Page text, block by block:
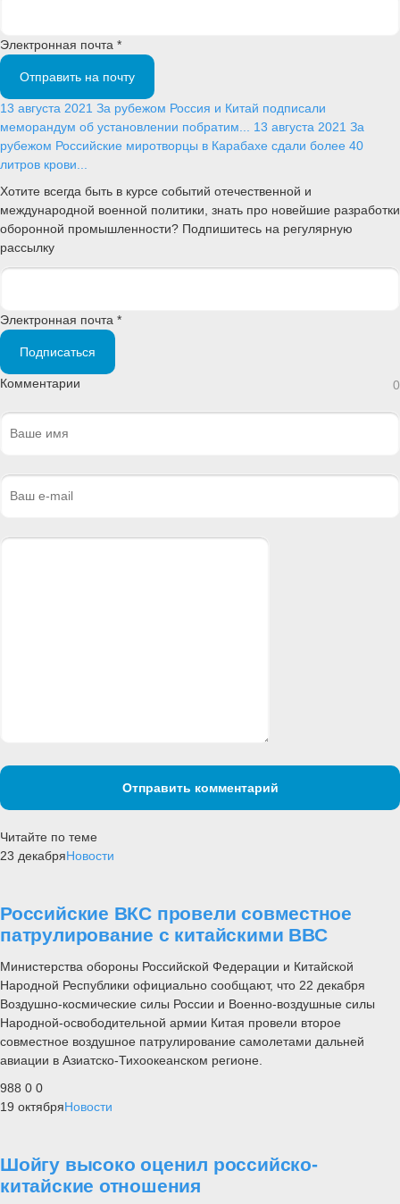
Электронная почта *
Отправить на почту
13 августа 2021 За рубежом Россия и Китай подписали
меморандум об установлении побратим... 13 августа 2021 За
рубежом Российские миротворцы в Карабахе сдали более 40
литров крови...
Хотите всегда быть в курсе событий отечественной и
международной военной политики, знать про новейшие разработки
оборонной промышленности? Подпишитесь на регулярную
рассылку
Электронная почта *
Подписаться
Комментарии 0
Отправить комментарий
Читайте по теме
23 декабряНовости
Российские ВКС провели совместное
патрулирование с китайскими ВВС
Министерства обороны Российской Федерации и Китайской
Народной Республики официально сообщают, что 22 декабря
Воздушно-космические силы России и Военно-воздушные силы
Народной-освободительной армии Китая провели второе
совместное воздушное патрулирование самолетами дальней
авиации в Азиатско-Тихоокеанском регионе.
988 0 0
19 октябряНовости
Шойгу высоко оценил российско-
китайские отношения